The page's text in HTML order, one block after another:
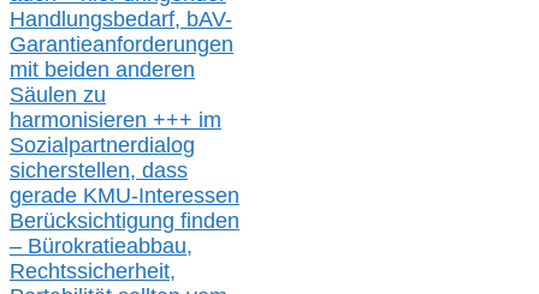
Handlungsbedarf, bAV-
Garantieanforderungen
mit beiden anderen
Säulen zu
harmonisieren +++ im
Sozialpartnerdialog
sicherstellen, dass
gerade KMU-Interessen
Berücksichtigung finden
– Bürokratieabbau,
Rechtssicherheit,